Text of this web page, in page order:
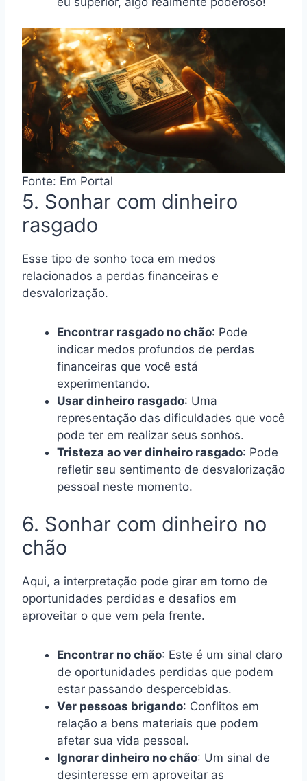
Fonte: Em Portal
5. Sonhar com dinheiro
rasgado
Esse tipo de sonho toca em medos
relacionados a perdas financeiras e
desvalorização.
Encontrar rasgado no chão: Pode
indicar medos profundos de perdas
financeiras que você está
experimentando.
Usar dinheiro rasgado: Uma
representação das dificuldades que você
pode ter em realizar seus sonhos.
Tristeza ao ver dinheiro rasgado: Pode
refletir seu sentimento de desvalorização
pessoal neste momento.
6. Sonhar com dinheiro no
chão
Aqui, a interpretação pode girar em torno de
oportunidades perdidas e desafios em
aproveitar o que vem pela frente.
Encontrar no chão: Este é um sinal claro
de oportunidades perdidas que podem
estar passando despercebidas.
Ver pessoas brigando: Conflitos em
relação a bens materiais que podem
afetar sua vida pessoal.
Ignorar dinheiro no chão: Um sinal de
desinteresse em aproveitar as